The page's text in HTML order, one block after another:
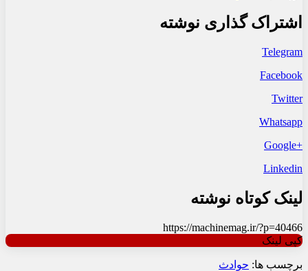
اشتراک گذاری نوشته
Telegram
Facebook
Twitter
Whatsapp
+Google
Linkedin
لینک کوتاه نوشته
https://machinemag.ir/?p=40466
کپی لینک
برچسب ها: حوادث